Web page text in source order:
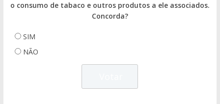
o consumo de tabaco e outros produtos a ele associados.
Concorda?
SIM
NÃO